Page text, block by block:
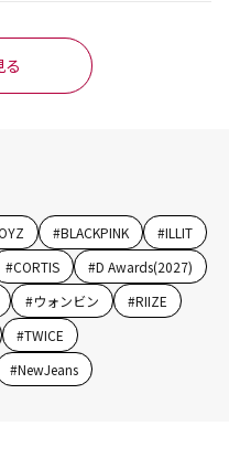
る
#BLACKPINK #ILLIT
#CORTIS #D Awards(2027)
#ウォンビン #RIIZE
#TWICE
#NewJeans